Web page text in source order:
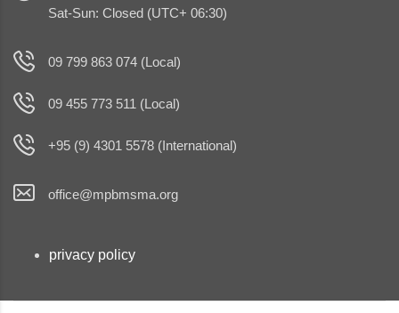
Sat-Sun: Closed (UTC+ 06:30)
09 799 863 074 (Local)
09 455 773 511 (Local)
+95 (9) 4301 5578 (International)
office@mpbmsma.org
privacy policy